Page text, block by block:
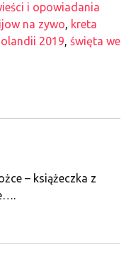
i opowiadania
na zywo, kreta
2019, święta we
– książeczka z